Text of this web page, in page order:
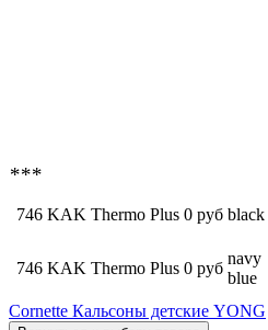
***
746 KAK Thermo Plus 0 руб black
746 KAK Thermo Plus 0 руб
navy
blue
Cornette Кальсоны детские YONG